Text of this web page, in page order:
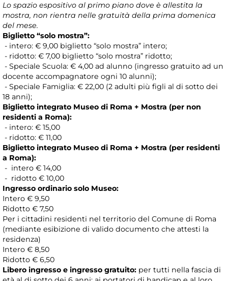
Lo spazio espositivo al primo piano dove è allestita la
mostra, non rientra nelle gratuità della prima domenica
del mese.
Biglietto “solo mostra”:
- intero: € 9,00 biglietto “solo mostra” intero;
- ridotto: € 7,00 biglietto “solo mostra” ridotto;
- Speciale Scuola: € 4,00 ad alunno (ingresso gratuito ad un
docente accompagnatore ogni 10 alunni);
- Speciale Famiglia: € 22,00 (2 adulti più figli al di sotto dei
18 anni);
Biglietto integrato Museo di Roma + Mostra (per non
residenti a Roma):
- intero: € 15,00
- ridotto: € 11,00
Biglietto integrato Museo di Roma + Mostra (per residenti
a Roma):
- intero € 14,00
- ridotto € 10,00
Ingresso ordinario solo Museo:
Intero € 9,50
Ridotto € 7,50
Per i cittadini residenti nel territorio del Comune di Roma
(mediante esibizione di valido documento che attesti la
residenza)
Intero € 8,50
Ridotto € 6,50
Libero ingresso e ingresso gratuito: per tutti nella fascia di